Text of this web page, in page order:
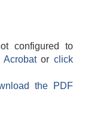
configured to
Acrobatorclick
the PDF